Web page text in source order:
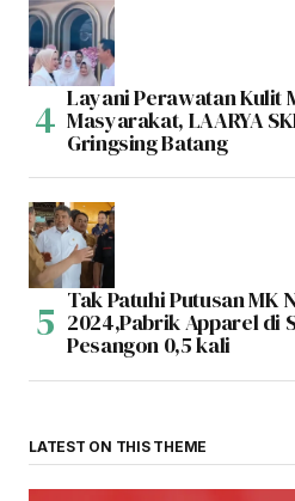
Layani Perawatan Kulit
Masyarakat, LAARYA
Gringsing Batang
Tak Patuhi Putusan MK
2024,Pabrik Apparel di
Pesangon 0,5 kali
LATEST ON THIS THEME